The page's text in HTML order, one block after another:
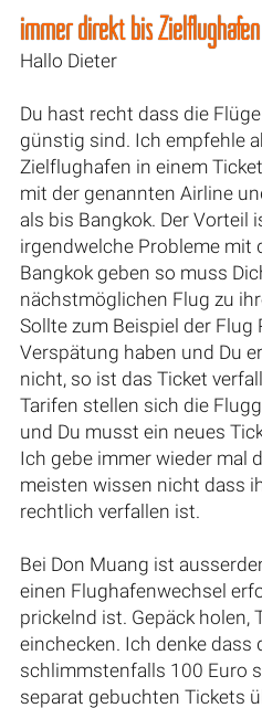
immer direkt bis Zielflughafen
Hallo Dieter
Du hast recht dass die
günstig sind. Ich empfehle
Zielflughafen in einem
mit der genannten Airline
als bis Bangkok. Der Vorteil
irgendwelche Probleme mit
Bangkok geben so muss
nächstmöglichen Flug zu
Sollte zum Beispiel der Flug
Verspätung haben und Du
nicht, so ist das Ticket
Tarifen stellen sich die
und Du musst ein neues
Ich gebe immer wieder mal
meisten wissen nicht dass
rechtlich verfallen ist.
Bei Don Muang ist
einen Flughafenwechsel
prickelnd ist. Gepäck holen,
einchecken. Ich denke dass
schlimmstenfalls 100 Euro
separat gebuchten Tickets